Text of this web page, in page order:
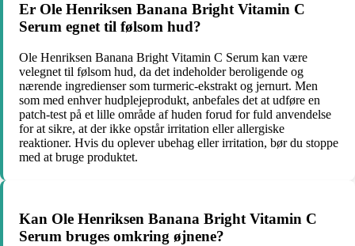
Er Ole Henriksen Banana Bright Vitamin C
Serum egnet til følsom hud?
Ole Henriksen Banana Bright Vitamin C Serum kan være
velegnet til følsom hud, da det indeholder beroligende og
nærende ingredienser som turmeric-ekstrakt og jernurt. Men
som med enhver hudplejeprodukt, anbefales det at udføre en
patch-test på et lille område af huden forud for fuld anvendelse
for at sikre, at der ikke opstår irritation eller allergiske
reaktioner. Hvis du oplever ubehag eller irritation, bør du stoppe
med at bruge produktet.
Kan Ole Henriksen Banana Bright Vitamin C
Serum bruges omkring øjnene?